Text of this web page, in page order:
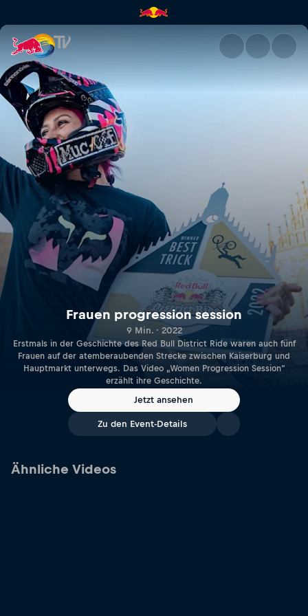
Frauen progression session |
Frauen progression session
9 Min. · 2022
Erstmals in der Geschichte des Red Bull District Ride waren auch fünf
Frauen auf der atemberaubenden Strecke zwischen Kaiserburg und
Hauptmarkt unterwegs. Das Video „Women Progression Session“
erzählt ihre Geschichte.
Jetzt ansehen
Zu den Event-Details
Ähnliche Videos